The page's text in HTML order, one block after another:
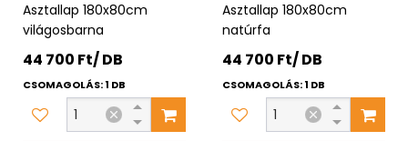
Asztallap 180x80cm
világosbarna
44 700 Ft/ DB
CSOMAGOLÁS: 1 DB
Asztallap 180x80cm
natúrfa
44 700 Ft/ DB
CSOMAGOLÁS: 1 DB